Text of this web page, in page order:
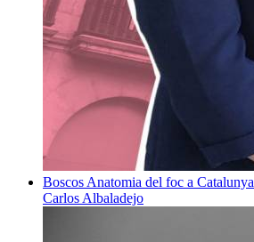
Boscos Anatomia del foc a Catalunya
Carlos Albaladejo